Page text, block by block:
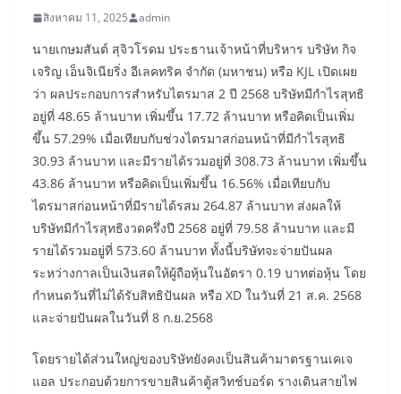
สิงหาคม 11, 2025 admin
นายเกษมสันต์ สุจิวโรดม ประธานเจ้าหน้าที่บริหาร บริษัท กิจ
เจริญ เอ็นจิเนียริ่ง อีเลคทริค จำกัด (มหาชน) หรือ KJL เปิดเผย
ว่า ผลประกอบการสำหรับไตรมาส 2 ปี 2568 บริษัทมีกำไรสุทธิ
อยู่ที่ 48.65 ล้านบาท เพิ่มขึ้น 17.72 ล้านบาท หรือคิดเป็นเพิ่ม
ขึ้น 57.29% เมื่อเทียบกับช่วงไตรมาสก่อนหน้าที่มีกำไรสุทธิ
30.93 ล้านบาท และมีรายได้รวมอยู่ที่ 308.73 ล้านบาท เพิ่มขึ้น
43.86 ล้านบาท หรือคิดเป็นเพิ่มขึ้น 16.56% เมื่อเทียบกับ
ไตรมาสก่อนหน้าที่มีรายได้รสม 264.87 ล้านบาท ส่งผลให้
บริษัทมีกำไรสุทธิงวดครึ่งปี 2568 อยู่ที่ 79.58 ล้านบาท และมี
รายได้รวมอยู่ที่ 573.60 ล้านบาท ทั้งนี้บริษัทจะจ่ายปันผล
ระหว่างกาลเป็นเงินสดให้ผู้ถือหุ้นในอัตรา 0.19 บาทต่อหุ้น โดย
กำหนดวันที่ไม่ได้รับสิทธิปันผล หรือ XD ในวันที่ 21 ส.ค. 2568
และจ่ายปันผลในวันที่ 8 ก.ย.2568
โดยรายได้ส่วนใหญ่ของบริษัทยังคงเป็นสินค้ามาตรฐานเคเจ
แอล ประกอบด้วยการขายสินค้าตู้สวิทช์บอร์ด รางเดินสายไฟ